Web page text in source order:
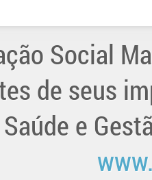
Social
de seus
e